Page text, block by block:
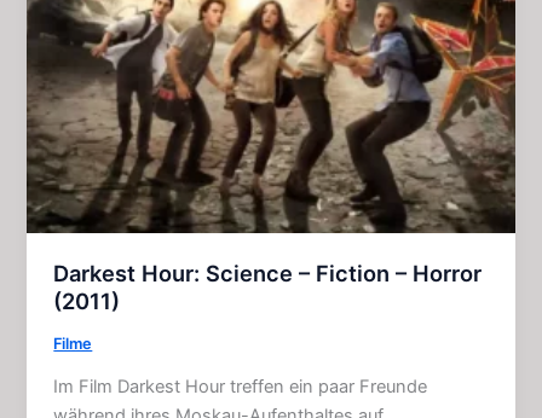
Zombie
–
Horror
(1980)
Darkest Hour: Science – Fiction – Horror
(2011)
Filme
Im Film Darkest Hour treffen ein paar Freunde